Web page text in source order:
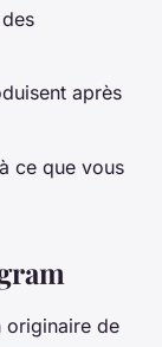
après
ce que vous
originaire de